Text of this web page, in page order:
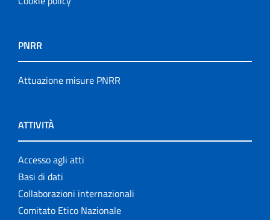
PNRR
Attuazione misure PNRR
ATTIVITÀ
Accesso agli atti
Basi di dati
Collaborazioni internazionali
Comitato Etico Nazionale